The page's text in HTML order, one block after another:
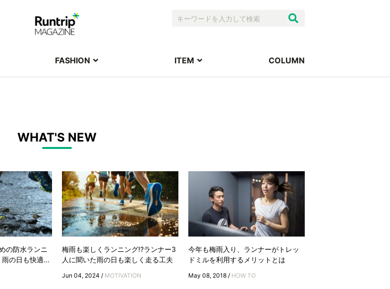
FASHION ITEM COLUMN
WHAT'S NEW
の防水ランニ
の日も快適...
梅雨も楽しくランニング!?ランナー3
人に聞いた雨の日も楽しく走る工夫
Jun 04, 2024 / MOTIVATION
今年も梅雨入り、ランナーがトレッ
ドミルを利用するメリットとは
May 08, 2018 / HOW TO